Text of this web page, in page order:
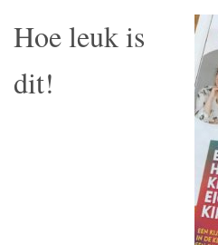
Hoe leuk is
dit!